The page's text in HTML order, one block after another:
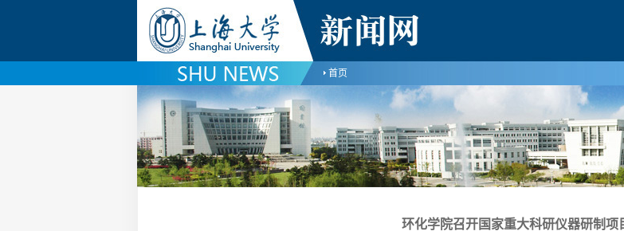
首页
环化学院召开国家重大科研仪器研制项